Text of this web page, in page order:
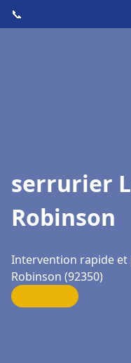
📞
serrurier
Robinson
Intervention rapide et
Robinson (92350)